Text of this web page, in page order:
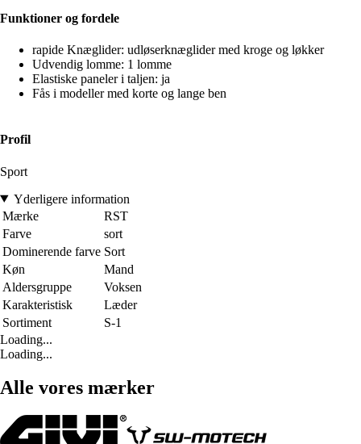
Funktioner og fordele
rapide Knæglider: udløserknæglider med kroge og løkker
Udvendig lomme: 1 lomme
Elastiske paneler i taljen: ja
Fås i modeller med korte og lange ben
Profil
Sport
Yderligere information
Mærke
RST
Farve
sort
Dominerende farve Sort
Køn
Mand
Aldersgruppe
Voksen
Karakteristisk
Læder
Sortiment
S-1
Loading...
Loading...
Alle vores mærker